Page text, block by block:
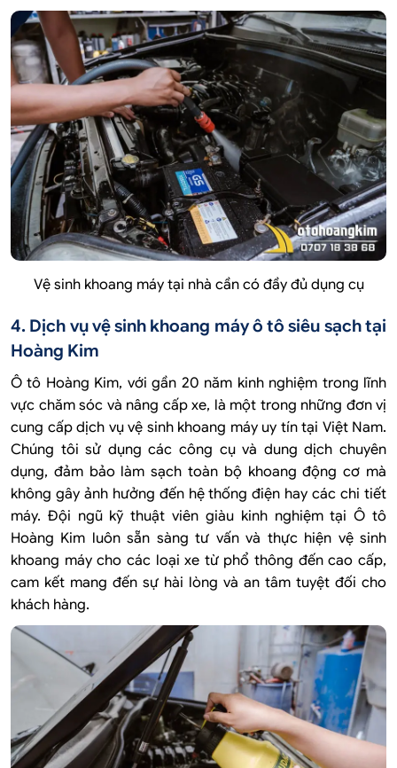
Vệ sinh khoang máy tại nhà cần có đầy đủ dụng cụ
4. Dịch vụ vệ sinh khoang máy ô tô siêu sạch tại
Hoàng Kim
Ô tô Hoàng Kim, với gần 20 năm kinh nghiệm trong lĩnh
vực chăm sóc và nâng cấp xe, là một trong những đơn vị
cung cấp dịch vụ vệ sinh khoang máy uy tín tại Việt Nam.
Chúng tôi sử dụng các công cụ và dung dịch chuyên
dụng, đảm bảo làm sạch toàn bộ khoang động cơ mà
không gây ảnh hưởng đến hệ thống điện hay các chi tiết
máy. Đội ngũ kỹ thuật viên giàu kinh nghiệm tại Ô tô
Hoàng Kim luôn sẵn sàng tư vấn và thực hiện vệ sinh
khoang máy cho các loại xe từ phổ thông đến cao cấp,
cam kết mang đến sự hài lòng và an tâm tuyệt đối cho
khách hàng.